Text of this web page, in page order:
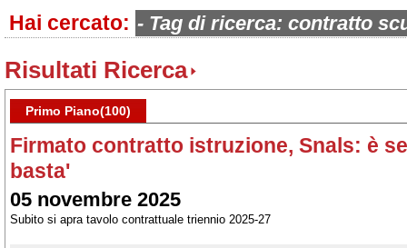
Inserisci parola chiave:
Hai cercato: - Tag di ricerca: contratto
Risultati Ricerca
Primo Piano(100)
Firmato contratto istruzione, Snals: è
basta'
05 novembre 2025
Subito si apra tavolo contrattuale triennio 2025-27